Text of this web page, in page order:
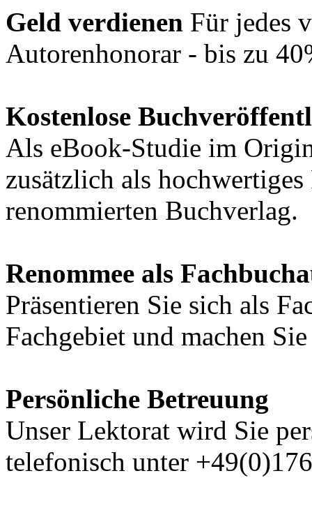
Geld verdienen Für jedes
Autorenhonorar - bis zu
Kostenlose
Als eBook-Studie im
zusätzlich als
renommierten Buchverlag.
Renommee als
Präsentieren Sie sich als
Fachgebiet und machen
Persönliche Betreuung
Unser Lektorat wird Sie
telefonisch unter